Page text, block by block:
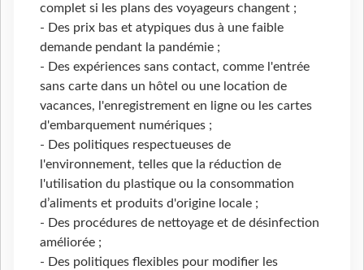
complet si les plans des voyageurs changent ;
- Des prix bas et atypiques dus à une faible
demande pendant la pandémie ;
- Des expériences sans contact, comme l'entrée
sans carte dans un hôtel ou une location de
vacances, l'enregistrement en ligne ou les cartes
d'embarquement numériques ;
- Des politiques respectueuses de
l'environnement, telles que la réduction de
l'utilisation du plastique ou la consommation
d’aliments et produits d'origine locale ;
- Des procédures de nettoyage et de désinfection
améliorée ;
- Des politiques flexibles pour modifier les